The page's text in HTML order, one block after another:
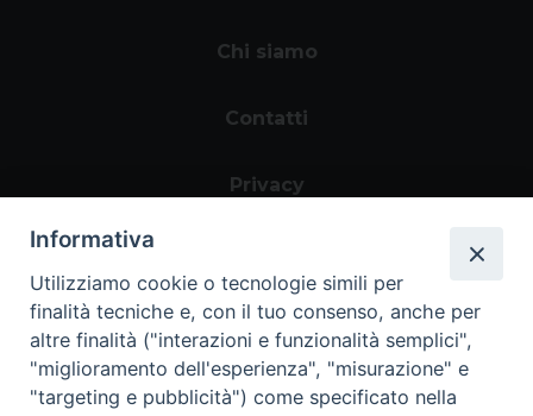
Chi siamo
Contatti
Privacy
Area riservata
Informativa
Utilizziamo cookie o tecnologie simili per
finalità tecniche e, con il tuo consenso, anche per
altre finalità ("interazioni e funzionalità semplici",
"miglioramento dell'esperienza", "misurazione" e
"targeting e pubblicità") come specificato nella